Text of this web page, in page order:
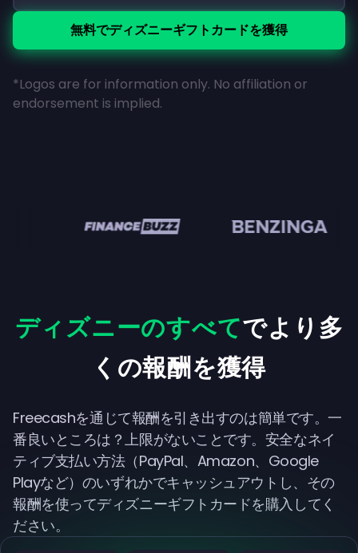
無料でディズニーギフトカードを獲得
*Logos are for information only. No affiliation or
endorsement is implied.
ディズニーのすべてでより多
くの報酬を獲得
Freecashを通じて報酬を引き出すのは簡単です。一
番良いところは？上限がないことです。安全なネイ
ティブ支払い方法（PayPal、Amazon、Google
Playなど）のいずれかでキャッシュアウトし、その
報酬を使ってディズニーギフトカードを購入してく
ださい。